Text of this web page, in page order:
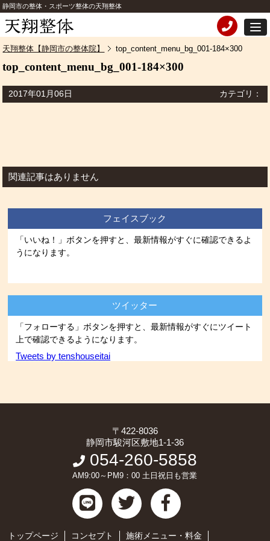
静岡市の整体・スポーツ整体の天翔整体
天翔整体【静岡市の整体院】 top_content_menu_bg_001-184×300
top_content_menu_bg_001-184×300
2017年01月06日 カテゴリ：
関連記事はありません
フェイスブック
「いいね！」ボタンを押すと、最新情報がすぐに確認できるよ
うになります。
ツイッター
「フォローする」ボタンを押すと、最新情報がすぐにツイート
上で確認できるようになります。
Tweets by tenshouseitai
〒422-8036
静岡市駿河区敷地1-1-36
054-260-5858
AM9:00～PM9：00 土日祝日も営業
トップページ コンセプト 施術メニュー・料金